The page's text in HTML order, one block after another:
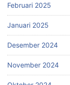
Februari 2025
Januari 2025
Desember 2024
November 2024